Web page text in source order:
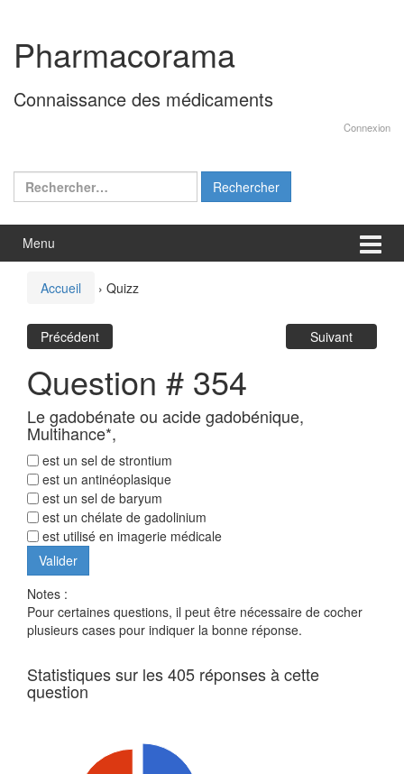
contenu
menu
principal
Pharmacorama
Connaissance des médicaments
Connexion
Rechercher :
Menu
Accueil › Quizz
Précédent Suivant
Question # 354
Le gadobénate ou acide gadobénique,
Multihance*,
est un sel de strontium
est un antinéoplasique
est un sel de baryum
est un chélate de gadolinium
est utilisé en imagerie médicale
Notes :
Pour certaines questions, il peut être nécessaire de cocher
plusieurs cases pour indiquer la bonne réponse.
Statistiques sur les 405 réponses à cette
question